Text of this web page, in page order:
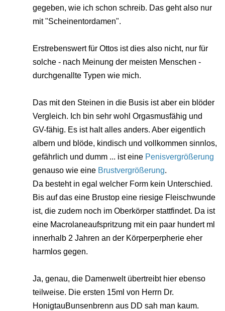
gegeben, wie ich schon schreib. Das geht also nur
mit "Scheinentordamen".
Erstrebenswert für Ottos ist dies also nicht, nur für
solche - nach Meinung der meisten Menschen -
durchgenallte Typen wie mich.
Das mit den Steinen in die Busis ist aber ein blöder
Vergleich. Ich bin sehr wohl Orgasmusfähig und
GV-fähig. Es ist halt alles anders. Aber eigentlich
albern und blöde, kindisch und vollkommen sinnlos,
gefährlich und dumm ... ist eine Penisvergrößerung
genauso wie eine Brustvergrößerung.
Da besteht in egal welcher Form kein Unterschied.
Bis auf das eine Brustop eine riesige Fleischwunde
ist, die zudem noch im Oberkörper stattfindet. Da ist
eine Macrolaneaufspritzung mit ein paar hundert ml
innerhalb 2 Jahren an der Körperperpherie eher
harmlos gegen.
Ja, genau, die Damenwelt übertreibt hier ebenso
teilweise. Die ersten 15ml von Herrn Dr.
HonigtauBunsenbrenn aus DD sah man kaum.